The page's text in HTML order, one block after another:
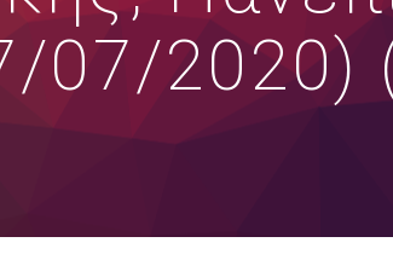
07/2020)